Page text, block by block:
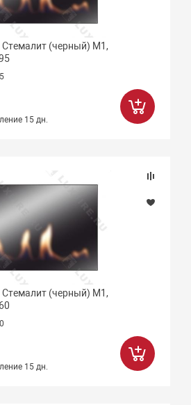
Стемалит (черный) М1,
15 дн.
Стемалит (черный) М1,
15 дн.